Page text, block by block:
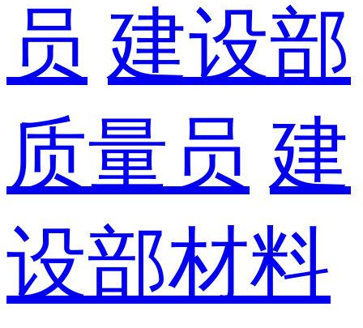
员 建设部
质量员 建
设部材料